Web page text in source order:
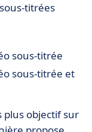
titrées
sous-titrée
sous-titrée et
plus objectif sur